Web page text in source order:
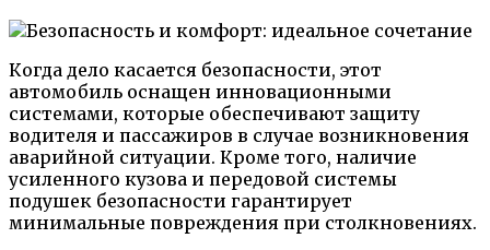
Когда дело касается безопасности, этот
автомобиль оснащен инновационными
системами, которые обеспечивают защиту
водителя и пассажиров в случае возникновения
аварийной ситуации. Кроме того, наличие
усиленного кузова и передовой системы
подушек безопасности гарантирует
минимальные повреждения при столкновениях.